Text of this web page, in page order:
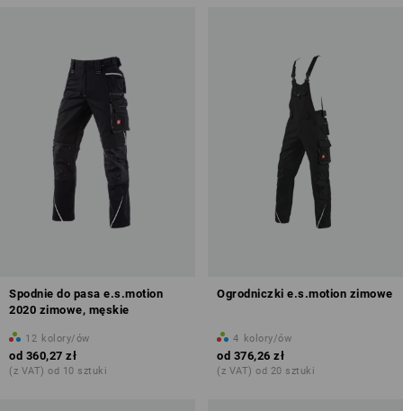
Spodnie do pasa e.s.motion
2020 zimowe, męskie
12 kolory/ów
od 360,27 zł
(z VAT) od 10 sztuki
Ogrodniczki e.s.motion zimowe
4 kolory/ów
od 376,26 zł
(z VAT) od 20 sztuki